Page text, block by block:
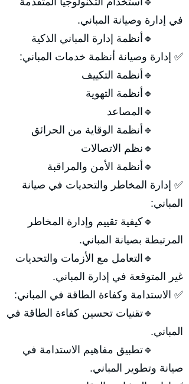
في إدارة وصيانة المباني.
🔹أنظمة إدارة المباني الذكية
✅ إدارة وصيانة أنظمة خدمات المباني:
🔹أنظمة التكييف
🔹أنظمة التهوية
🔹المصاعد
🔹أنظمة الوقاية من الحرائق
🔹نظم الاتصالات
🔹أنظمة الأمن والمراقبة
✅ إدارة المخاطر والتحديات في صيانة
المباني:
🔹كيفية تقييم وإدارة المخاطر
المرتبطة بصيانة المباني.
🔹التعامل مع الأزمات والتحديات
غير المتوقعة في إدارة المباني.
✅ الاستدامة وكفاءة الطاقة في المباني:
🔹تقنيات تحسين كفاءة الطاقة في
المباني.
🔹تطبيق مفاهيم الاستدامة في
صيانة وتطوير المباني.